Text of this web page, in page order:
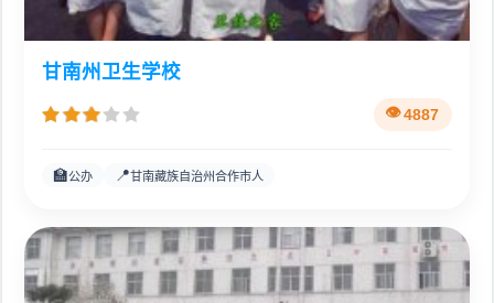
甘南州卫生学校
4887
🏫公办 📍甘南藏族自治州合作市人